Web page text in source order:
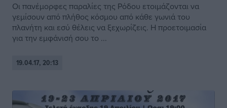
Οι πανέμορφες παραλίες της Ρόδου ετοιμάζονται να
γεμίσουν από πλήθος κόσμου από κάθε γωνιά του
πλανήτη και εσύ θέλεις να ξεχωρίζεις. Η προετοιμασία
για την εμφάνισή σου το ...
19.04.17, 20:13